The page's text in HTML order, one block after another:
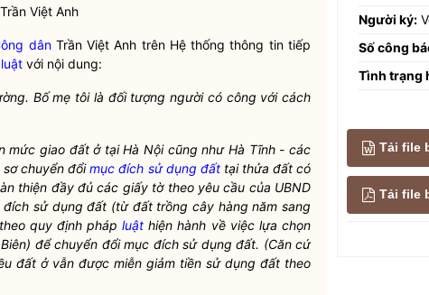
Việt Anh
dânTrần Việt Anh trên Hệ thống thông tin tiếp
luật với nội dung:
Bố mẹ tôi là đối tượng người có công với cách
giao đất ở tại Hà Nội cũng như Hà Tĩnh - các
sơ chuyển đổimục đích sử dụng đấttại thửa đất có
thiện đầy đủ các giấy tờ theo yêu cầu của UBND
đích sử dụng đất (từ đất trồng cây hàng năm sang
quy định phápluật hiện hành về việc lựa chọn
để chuyển đổimục đích sử dụng đất. (Căn cứ
đất ở vẫn được miễn giảm tiền sử dụng đất theo
Người ký:
Số công
Tình trạng
Tải file
Tải file